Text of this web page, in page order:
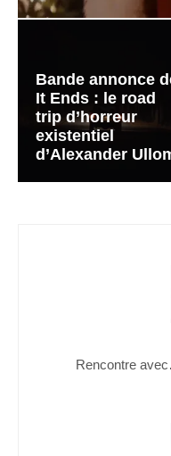
Bande annonce
It Ends : le road
trip d’horreur
existentiel
d’Alexander
Rencontre